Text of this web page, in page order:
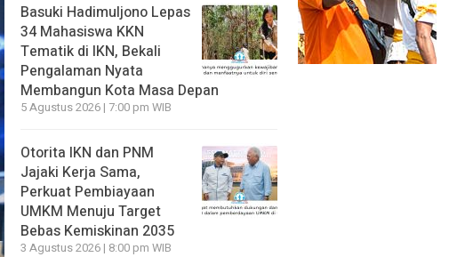
Basuki Hadimuljono Lepas
34 Mahasiswa KKN
Tematik di IKN, Bekali
Pengalaman Nyata
Membangun Kota Masa Depan
5 Agustus 2026 | 7:00 pm WIB
Otorita IKN dan PNM
Jajaki Kerja Sama,
Perkuat Pembiayaan
UMKM Menuju Target
Bebas Kemiskinan 2035
3 Agustus 2026 | 8:00 pm WIB